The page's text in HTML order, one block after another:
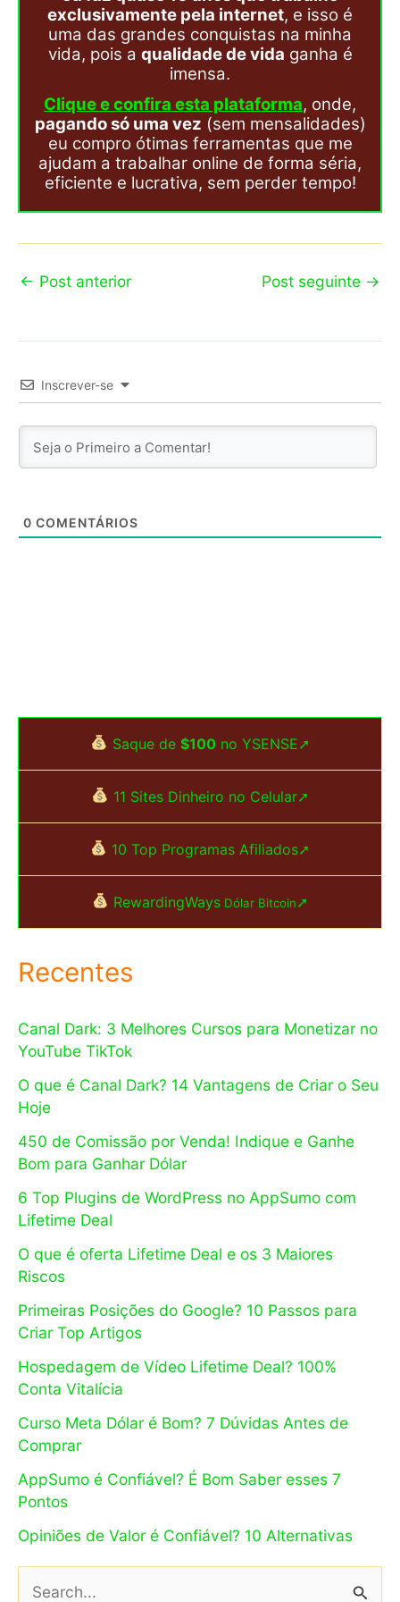
exclusivamente pela internet, e isso é
uma das grandes conquistas na minha
vida, pois a qualidade de vida ganha é
imensa.
Clique e confira esta plataforma, onde,
pagando só uma vez (sem mensalidades)
eu compro ótimas ferramentas que me
ajudam a trabalhar online de forma séria,
eficiente e lucrativa, sem perder tempo!
← Post anterior Post seguinte →
Inscrever-se
0 COMENTÁRIOS
Saque de $100no YSENSE➚
11 Sites Dinheiro no Celular➚
10 Top Programas Afiliados➚
RewardingWays Dólar Bitcoin➚
Recentes
Canal Dark: 3 Melhores Cursos para Monetizar no
YouTube TikTok
O que é Canal Dark? 14 Vantagens de Criar o Seu
Hoje
450 de Comissão por Venda! Indique e Ganhe
Bom para Ganhar Dólar
6 Top Plugins de WordPress no AppSumo com
Lifetime Deal
O que é oferta Lifetime Deal e os 3 Maiores
Riscos
Primeiras Posições do Google? 10 Passos para
Criar Top Artigos
Hospedagem de Vídeo Lifetime Deal? 100%
Conta Vitalícia
Curso Meta Dólar é Bom? 7 Dúvidas Antes de
Comprar
AppSumo é Confiável? É Bom Saber esses 7
Pontos
Opiniões de Valor é Confiável? 10 Alternativas